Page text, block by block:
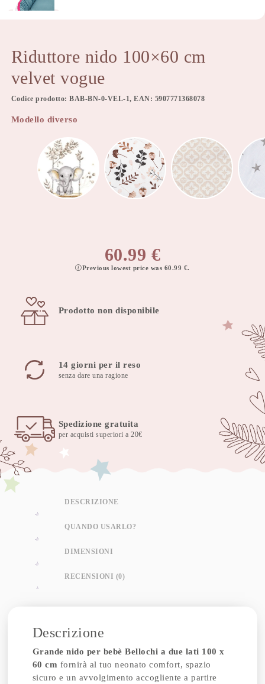
Riduttore nido 100×60 cm
velvet vogue
Codice prodotto: BAB-BN-0-VEL-1, EAN: 5907771368078
Modello diverso
60.99 €
Previous lowest price was 60.99 €.
Prodotto non disponibile
14 giorni per il reso
senza dare una ragione
Spedizione gratuita
per acquisti superiori a 20€
DESCRIZIONE
QUANDO USARLO?
DIMENSIONI
RECENSIONI (0)
Descrizione
Grande nido per bebè Bellochi a due lati 100 x
60 cm fornirà al tuo neonato comfort, spazio
sicuro e un avvolgimento accogliente a partire